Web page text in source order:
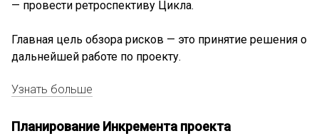
— провести ретроспективу Цикла.
Главная цель обзора рисков — это принятие решения о
дальнейшей работе по проекту.
Узнать больше
Планирование Инкремента проекта